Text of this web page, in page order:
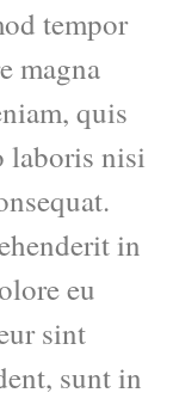
tempor
magna
quis
laboris nisi
in
eu
sint
sunt in